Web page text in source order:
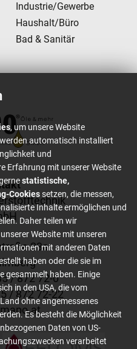
Industrie/Gewerbe
Haushalt/Büro
Bad & Sanitär
23a
/ 872 72-0
/ 872 72-22
mapo.at
, um unsere Website
automatisch installiert
und
Erfahrung mit unserer Website
statistische,
Cookiessetzen, die messen,
Inhalte ermöglichen und
Daher teilen wir
Website mit unseren
mit anderen Daten
haben oder die sie im
gesammelt haben. Einige
in den USA, die vom
ohne angemessenes
Es besteht die Möglichkeit
Daten von US-
verarbeitet